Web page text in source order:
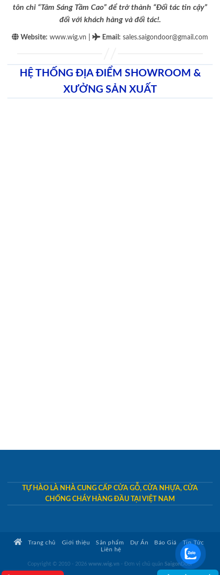
tôn chỉ “Tâm Sáng Tầm Cao” để trở thành “Đối tác tin cậy”
đối với khách hàng và đối tác!.
Website: www.wig.vn Email : sales.saigondoor@gmail.com
HỆ THỐNG ĐỊA ĐIỂM SHOWROOM &
XƯỞNG SẢN XUẤT
TỰ HÀO LÀ NHÀ CUNG CẤP CỬA GỖ, CỬA NHỰA, CỬA
CHỐNG CHÁY HÀNG ĐẦU TẠI VIỆT NAM
Trang chủ Giới thiệu Sản phẩm Dự Án Báo Giá
Tin Tức
Liên hệ
Copyright © 2010 - 2026 www.wig.vn - Đơn vị chủ quản SaigonDoor